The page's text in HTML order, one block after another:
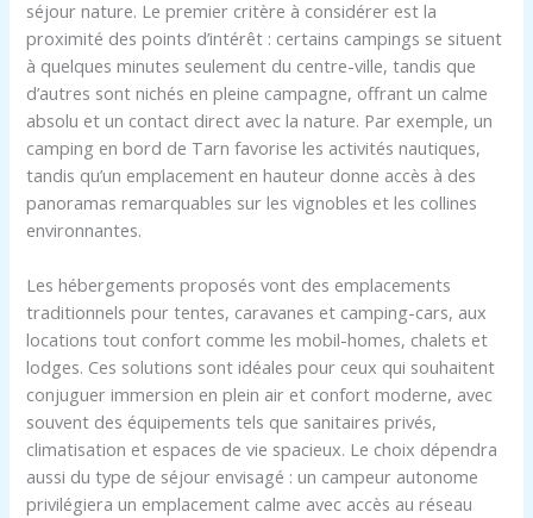
séjour nature. Le premier critère à considérer est la
proximité des points d’intérêt : certains campings se situent
à quelques minutes seulement du centre-ville, tandis que
d’autres sont nichés en pleine campagne, offrant un calme
absolu et un contact direct avec la nature. Par exemple, un
camping en bord de Tarn favorise les activités nautiques,
tandis qu’un emplacement en hauteur donne accès à des
panoramas remarquables sur les vignobles et les collines
environnantes.
Les hébergements proposés vont des emplacements
traditionnels pour tentes, caravanes et camping-cars, aux
locations tout confort comme les mobil-homes, chalets et
lodges. Ces solutions sont idéales pour ceux qui souhaitent
conjuguer immersion en plein air et confort moderne, avec
souvent des équipements tels que sanitaires privés,
climatisation et espaces de vie spacieux. Le choix dépendra
aussi du type de séjour envisagé : un campeur autonome
privilégiera un emplacement calme avec accès au réseau